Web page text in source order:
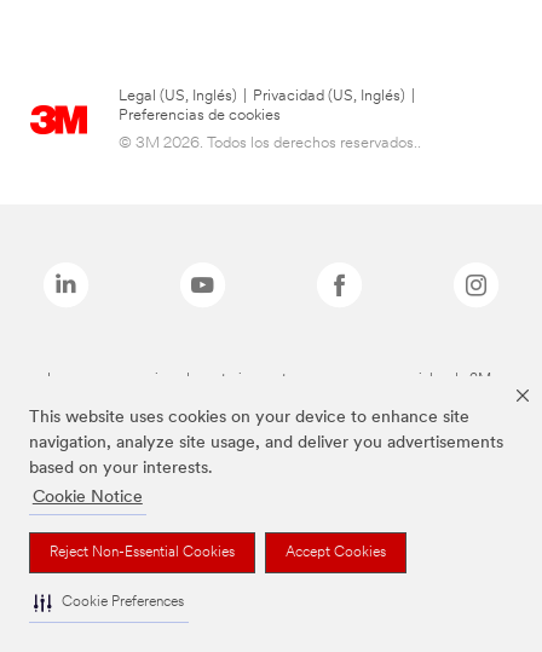
This website uses cookies on your device to enhance site
navigation, analyze site usage, and deliver you advertisements
based on your interests.
Cookie Notice
Reject Non-Essential Cookies Accept Cookies
Cookie Preferences
Legal (US, Inglés) Privacidad (US, Inglés)
Preferencias de cookies
© 3M 2026. Todos los derechos reservados..
Las marcas mencionadas anteriormente son marcas comerciales de 3M.